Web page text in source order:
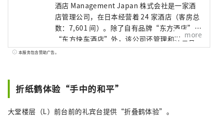
酒店 Management Japan 株式会社是一家酒
店管理公司，在日本经营着 24 家酒店（客房总
数：7,601 间）。除了自有品牌“东方酒店”和
“东方快车酒店”外，该公司还管理和经营各
种酒店，包括“希尔顿”、“喜来登”和“日
more
本服务包含赞助广告。
折纸鹤体验“手中的和平”
大堂楼层（L）前台前的礼宾台提供“折叠鹤体验”。